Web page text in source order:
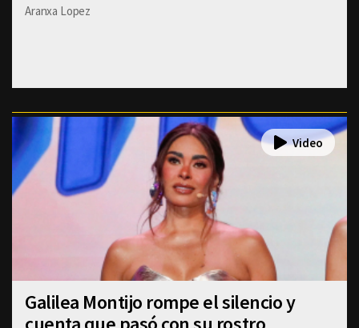
Aranxa Lopez
Galilea Montijo rompe el silencio y